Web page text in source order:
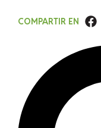
COMPARTIR EN